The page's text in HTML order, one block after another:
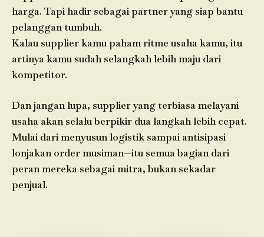
harga. Tapi hadir sebagai partner yang siap bantu
pelanggan tumbuh.
Kalau supplier kamu paham ritme usaha kamu, itu
artinya kamu sudah selangkah lebih maju dari
kompetitor.
Dan jangan lupa, supplier yang terbiasa melayani
usaha akan selalu berpikir dua langkah lebih cepat.
Mulai dari menyusun logistik sampai antisipasi
lonjakan order musiman—itu semua bagian dari
peran mereka sebagai mitra, bukan sekadar
penjual.